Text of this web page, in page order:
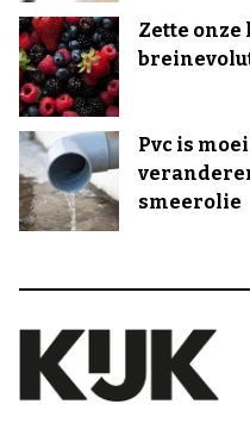
Zette
Pvc is
smeerolie